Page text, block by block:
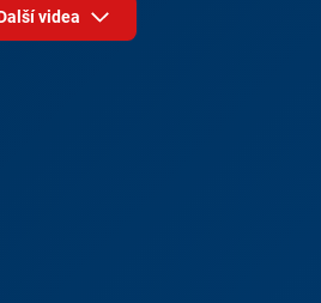
videa